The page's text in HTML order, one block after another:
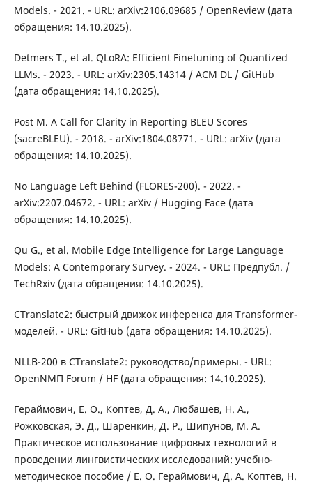
Models. - 2021. - URL: arXiv:2106.09685 / OpenReview (дата
обращения: 14.10.2025).
Detmers T., et al. QLoRA: Efficient Finetuning of Quantized
LLMs. - 2023. - URL: arXiv:2305.14314 / ACM DL / GitHub
(дата обращения: 14.10.2025).
Post M. A Call for Clarity in Reporting BLEU Scores
(sacreBLEU). - 2018. - arXiv:1804.08771. - URL: arXiv (дата
обращения: 14.10.2025).
No Language Left Behind (FLORES-200). - 2022. -
arXiv:2207.04672. - URL: arXiv / Hugging Face (дата
обращения: 14.10.2025).
Qu G., et al. Mobile Edge Intelligence for Large Language
Models: A Contemporary Survey. - 2024. - URL: Предпубл. /
TechRxiv (дата обращения: 14.10.2025).
CTranslate2: быстрый движок инференса для Transformer-
моделей. - URL: GitHub (дата обращения: 14.10.2025).
NLLB-200 в CTranslate2: руководство/примеры. - URL:
OpenNМП Forum / HF (дата обращения: 14.10.2025).
Гераймович, Е. О., Коптев, Д. А., Любашев, Н. А.,
Рожковская, Э. Д., Шаренкин, Д. Р., Шипунов, М. А.
Практическое использование цифровых технологий в
проведении лингвистических исследований: учебно-
методическое пособие / Е. О. Гераймович, Д. А. Коптев, Н.